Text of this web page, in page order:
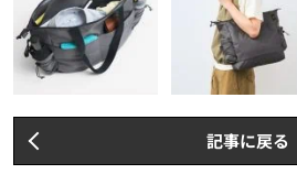
記事に戻る